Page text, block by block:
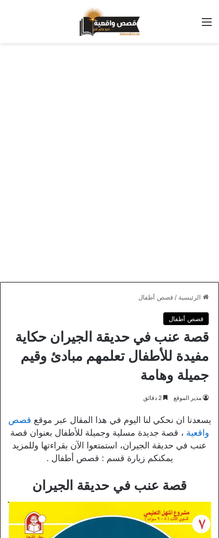
القائمة
الرئيسية / قصص أطفال
قصص أطفال
قصة عنب في حديقة الجيران حكاية
مفيدة للأطفال تعلمهم مبادئ وقيم
جميلة وهامة
مدير الموقع
يسعدنا ان نحكي لنا اليوم في هذا المقال عبر موقع قصص
واقعية ، قصة جديدة مسلية وجميلة للأطفال بعنوان قصة
عنب في حديقة الجيران، استمتعوا الآن بقراءتها وللمزيد
يمكنكم زيارة قسم : قصص أطفال .
قصة عنب في حديقة الجيران